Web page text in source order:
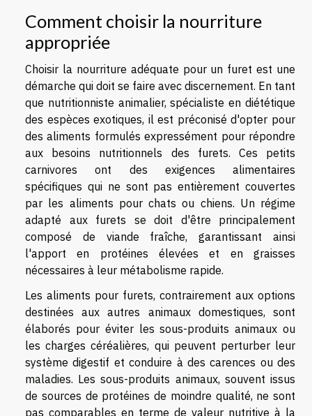
Comment choisir la nourriture
appropriée
Choisir la nourriture adéquate pour un furet est une
démarche qui doit se faire avec discernement. En tant
que nutritionniste animalier, spécialiste en diététique
des espèces exotiques, il est préconisé d'opter pour
des aliments formulés expressément pour répondre
aux besoins nutritionnels des furets. Ces petits
carnivores ont des exigences alimentaires
spécifiques qui ne sont pas entièrement couvertes
par les aliments pour chats ou chiens. Un régime
adapté aux furets se doit d'être principalement
composé de viande fraîche, garantissant ainsi
l'apport en protéines élevées et en graisses
nécessaires à leur métabolisme rapide.
Les aliments pour furets, contrairement aux options
destinées aux autres animaux domestiques, sont
élaborés pour éviter les sous-produits animaux ou
les charges céréalières, qui peuvent perturber leur
système digestif et conduire à des carences ou des
maladies. Les sous-produits animaux, souvent issus
de sources de protéines de moindre qualité, ne sont
pas comparables en terme de valeur nutritive à la